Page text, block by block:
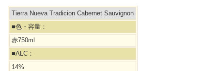
Tierra Nueva Tradicion Cabernet Sauvignon
■色・容量：
赤750ml
■ALC：
14%